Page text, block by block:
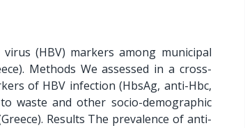
(HBV) markers among municipal
Methods We assessed in a cross-
of HBV infection (HbsAg, anti-Hbc,
waste and other socio-demographic
Results The prevalence of anti-